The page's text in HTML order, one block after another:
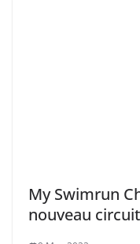
My Swimrun
nouveau